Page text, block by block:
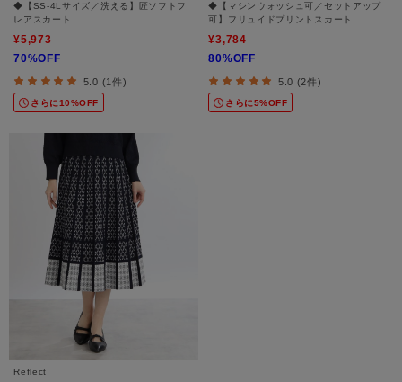
◆【SS-4Lサイズ／洗える】匠ソフトフ
レアスカート
¥5,973
70%OFF
5.0 (1件)
さらに10%OFF
◆【マシンウォッシュ可／セットアップ
可】フリュイドプリントスカート
¥3,784
80%OFF
5.0 (2件)
さらに5%OFF
Reflect